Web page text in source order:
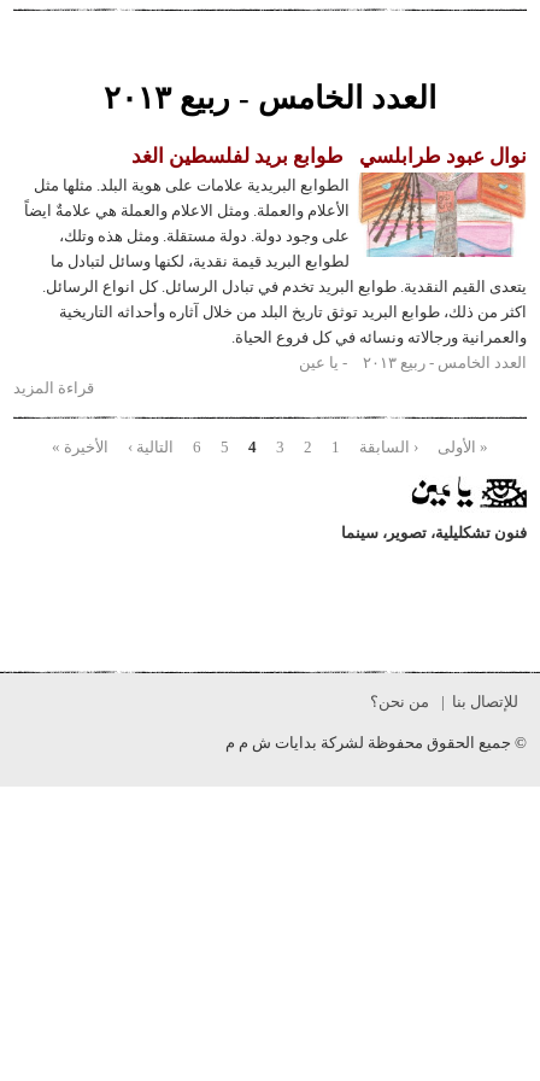
فلسطين
العدد الخامس - ربيع ٢٠١٣
طرابلسي طوابع بريد لفلسطين الغد
الطوابع البريدية علامات على هوية البلد. مثلها مثل
الأعلام والعملة. ومثل الاعلام والعملة هي علامةٌ ايضاً
على وجود دولة. دولة مستقلة. ومثل هذه وتلك،
لطوابع البريد قيمة نقدية، لكنها وسائل لتبادل ما
النقدية. طوابع البريد تخدم في تبادل الرسائل. كل انواع الرسائل.
ذلك، طوابع البريد توثق تاريخ البلد من خلال آثاره وأحداثه التاريخية
ورجالاته ونسائه في كل فروع الحياة.
- ربيع ٢٠١٣
يا عين
قراءة المزيدحول نوال
عبود
‹ السابقة 1
2
3
4
5
6 التالية › الأخيرة »
تصوير، سينما
بنا من نحن؟
الحقوق محفوظة لشركة بدايات ش م م